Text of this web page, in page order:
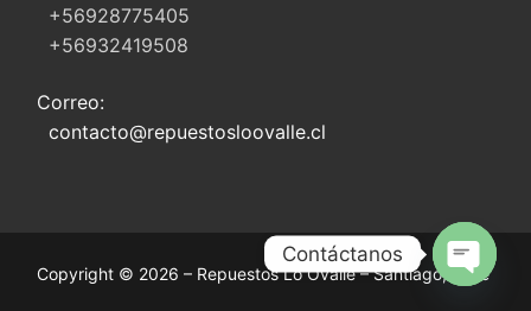
+56928775405
+56932419508
Correo:
contacto@repuestosloovalle.cl
Copyright © 2026 – Repuestos Lo Ovalle – Santiago, Chile
Contáctanos